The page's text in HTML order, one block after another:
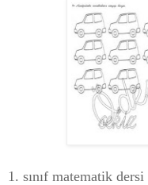
1. sınıf matematik